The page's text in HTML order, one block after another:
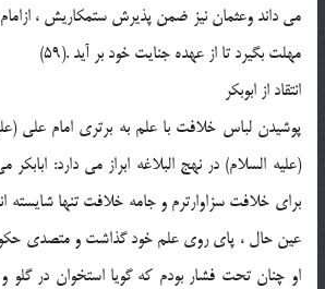
مي داند وعثمان نيز ضمن پذيرش ستمكاريش ،
مهلت بگيرد تا از عهده جنايت خود بر آيد .(59)
انتقاد از ابوبكر
پوشيدن لباس خلافت با علم به برتري امام علي
(علیه السلام) در نهج البلاغه ابراز مي دارد:
براي خلافت سزاوارترم و جامه خلافت تنها شايسته
عين حال ، پاي روي علم خود گذاشت و متصدي
او چنان تحت فشار بودم كه گويا استخوان در